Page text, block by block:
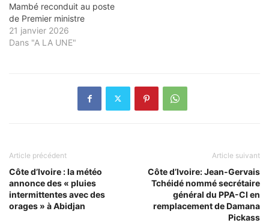
Mambé reconduit au poste
de Premier ministre
21 janvier 2026
Dans "A LA UNE"
Article précédent
Côte d’Ivoire : la météo
annonce des « pluies
intermittentes avec des
orages » à Abidjan
Article suivant
Côte d’Ivoire: Jean-Gervais
Tchéidé nommé secrétaire
général du PPA-CI en
remplacement de Damana
Pickass